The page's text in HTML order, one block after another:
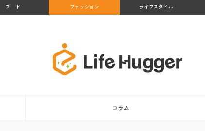
フード ファッション ライフスタイル
コラム